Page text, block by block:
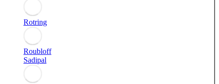
Rotring
Roubloff
Sadipal